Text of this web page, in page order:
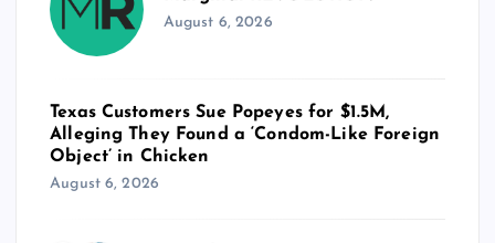
August 6, 2026
Texas Customers Sue Popeyes for $1.5M,
Alleging They Found a ‘Condom-Like Foreign
Object’ in Chicken
August 6, 2026